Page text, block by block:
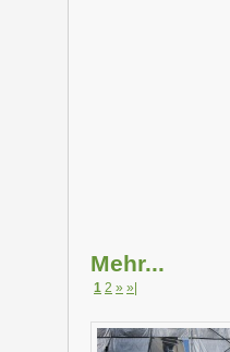
Mehr...
1 2 » »|